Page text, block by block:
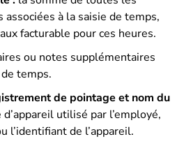
associées à la saisie de temps,
facturable pour ces heures.
ou notes supplémentaires
temps.
de pointage et nom du
utilisé par l’employé,
l’identifiant de l’appareil.